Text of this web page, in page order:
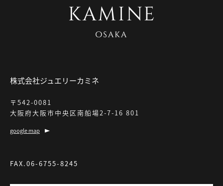
株式会社ジュエリーカミネ
〒542-0081
大阪府大阪市中央区南船場2-7-16 801
google map
FAX.06-6755-8245